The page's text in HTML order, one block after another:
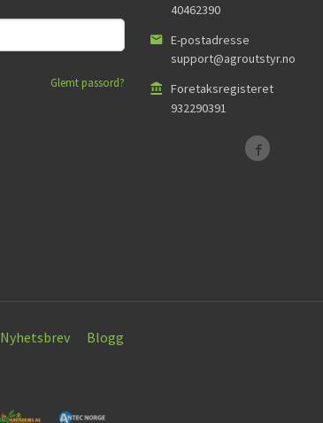
Glemt passord?
40462390
E-postadresse
support@agroutstyr.no
Foretaksregisteret
932290391
Nyhetsbrev Blogg